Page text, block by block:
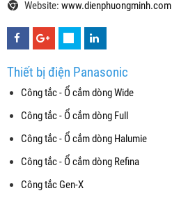
Website: www.dienphuongminh.com
Thiết bị điện Panasonic
Công tắc - Ổ cắm dòng Wide
Công tắc - Ổ cắm dòng Full
Công tắc - Ổ cắm dòng Halumie
Công tắc - Ổ cắm dòng Refina
Công tắc Gen-X